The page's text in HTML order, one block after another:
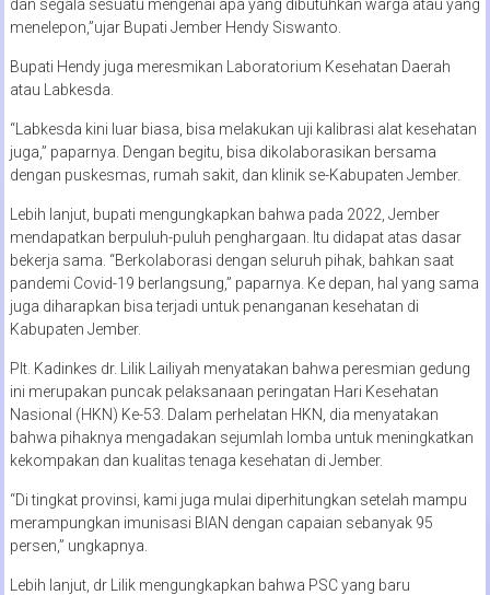
dan segala sesuatu mengenai apa yang dibutuhkan warga atau yang
menelepon,”ujar Bupati Jember Hendy Siswanto.
Bupati Hendy juga meresmikan Laboratorium Kesehatan Daerah
atau Labkesda.
“Labkesda kini luar biasa, bisa melakukan uji kalibrasi alat kesehatan
juga,” paparnya. Dengan begitu, bisa dikolaborasikan bersama
dengan puskesmas, rumah sakit, dan klinik se-Kabupaten Jember.
Lebih lanjut, bupati mengungkapkan bahwa pada 2022, Jember
mendapatkan berpuluh-puluh penghargaan. Itu didapat atas dasar
bekerja sama. “Berkolaborasi dengan seluruh pihak, bahkan saat
pandemi Covid-19 berlangsung,” paparnya. Ke depan, hal yang sama
juga diharapkan bisa terjadi untuk penanganan kesehatan di
Kabupaten Jember.
Plt. Kadinkes dr. Lilik Lailiyah menyatakan bahwa peresmian gedung
ini merupakan puncak pelaksanaan peringatan Hari Kesehatan
Nasional (HKN) Ke-53. Dalam perhelatan HKN, dia menyatakan
bahwa pihaknya mengadakan sejumlah lomba untuk meningkatkan
kekompakan dan kualitas tenaga kesehatan di Jember.
“Di tingkat provinsi, kami juga mulai diperhitungkan setelah mampu
merampungkan imunisasi BIAN dengan capaian sebanyak 95
persen,” ungkapnya.
Lebih lanjut, dr Lilik mengungkapkan bahwa PSC yang baru